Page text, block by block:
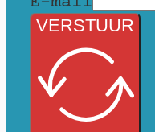
VERSTUUR